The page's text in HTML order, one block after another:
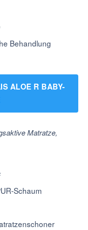
Behandlung
ALOE R BABY-
Matratze,
Schaum